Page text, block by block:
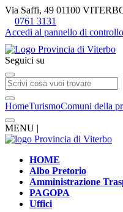
Via Saffi, 49 01100
0761 3131
Accedi al pannello di controllo
Seguici su
HomeTurismoComuni della
MENU |
HOME
Albo Pretorio
Amministrazione
PAGOPA
Uffici